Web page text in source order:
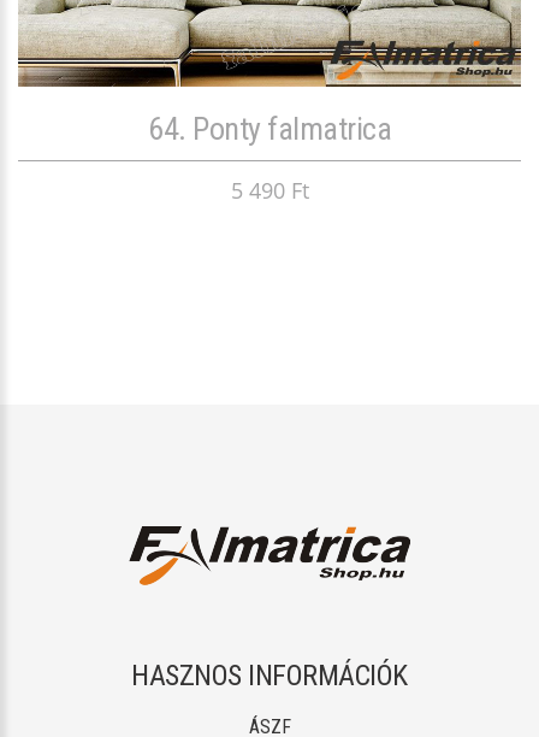
64. Ponty falmatrica
5 490 Ft
HASZNOS INFORMÁCIÓK
ÁSZF